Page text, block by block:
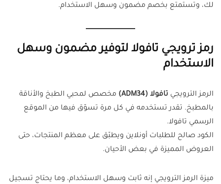
لك، وتستمتع بخصم مضمون وسهل الاستخدام.
رمز ترويجي تافولا لتوفير مضمون وسهل
الاستخدام
الرمز الترويجي تافولا (ADM34)
مخصص لمحبي الطبخ والأناقة
بالمطبخ. تقدر تستخدمه في كل مرة تسوّق فيها من الموقع
الرسمي تافولا.
الكود صالح للطلبات أونلاين ويطبّق على معظم المنتجات، حتى
العروض المميزة في بعض الأحيان.
ميزة الرمز الترويجي إنه ثابت وسهل الاستخدام، وما يحتاج تسجيل